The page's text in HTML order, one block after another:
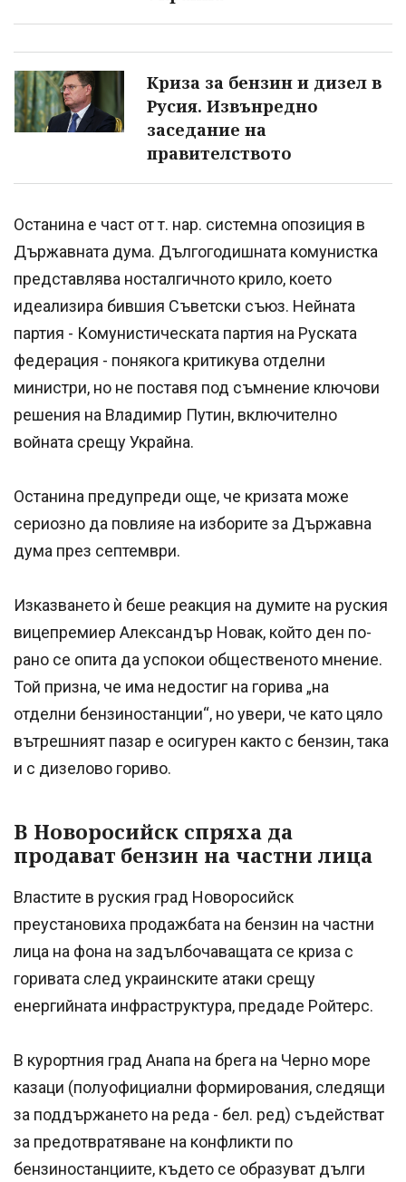
Криза за бензин и дизел в
Русия. Извънредно
заседание на
правителството
Останина е част от т. нар. системна опозиция в
Държавната дума. Дългогодишната комунистка
представлява носталгичното крило, което
идеализира бившия Съветски съюз. Нейната
партия - Комунистическата партия на Руската
федерация - понякога критикува отделни
министри, но не поставя под съмнение ключови
решения на Владимир Путин, включително
войната срещу Украйна.
Останина предупреди още, че кризата може
сериозно да повлияе на изборите за Държавна
дума през септември.
Изказването ѝ беше реакция на думите на руския
вицепремиер Александър Новак, който ден по-
рано се опита да успокои общественото мнение.
Той призна, че има недостиг на горива „на
отделни бензиностанции“, но увери, че като цяло
вътрешният пазар е осигурен както с бензин, така
и с дизелово гориво.
В Новоросийск спряха да
продават бензин на частни лица
Властите в руския град Новоросийск
преустановиха продажбата на бензин на частни
лица на фона на задълбочаващата се криза с
горивата след украинските атаки срещу
енергийната инфраструктура, предаде Ройтерс.
В курортния град Анапа на брега на Черно море
казаци (полуофициални формирования, следящи
за поддържането на реда - бел. ред) съдействат
за предотвратяване на конфликти по
бензиностанциите, където се образуват дълги